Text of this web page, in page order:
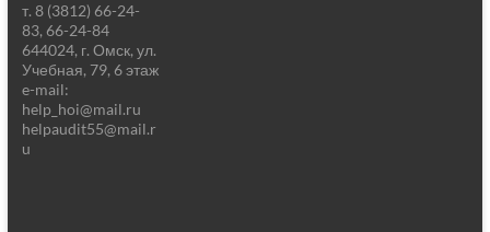
т. 8 (3812) 66-24-
83, 66-24-84
644024, г. Омск, ул.
Учебная, 79, 6 этаж
e-mail:
help_hoi@mail.ru
helpaudit55@mail.r
u